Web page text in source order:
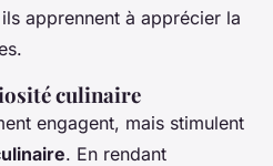
apprennent à apprécier la
culinaire
engagent, mais stimulent
. En rendant